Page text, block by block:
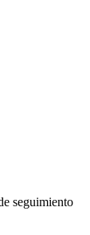
seguimiento